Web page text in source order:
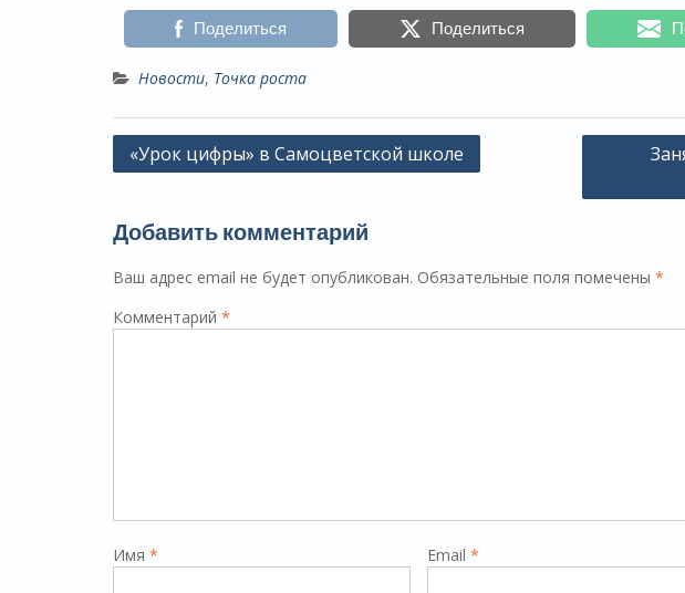
Поделиться Поделиться
Новости, Точка роста
Навигация
«Урок цифры» в Самоцветской школе
Добавить комментарий
Ваш адрес email не будет опубликован. Обязательные поля помечены *
Комментарий *
Имя * Email *